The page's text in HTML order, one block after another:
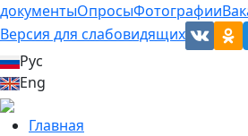
документыОпросыФотографии
Версия для слабовидящих
Рус
Eng
Главная